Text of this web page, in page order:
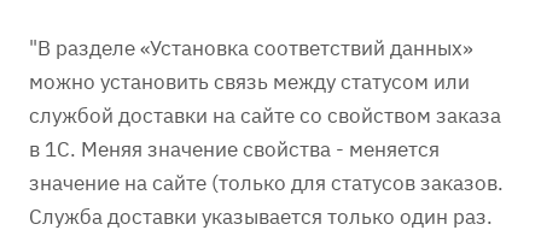
"В разделе «Установка соответствий данных»
можно установить связь между статусом или
службой доставки на сайте со свойством заказа
в 1С. Меняя значение свойства - меняется
значение на сайте (только для статусов заказов.
Служба доставки указывается только один раз.